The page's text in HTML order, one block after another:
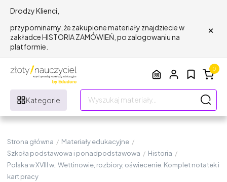
Drodzy Klienci,
przypominamy, że zakupione materiały znajdziecie w
zakładce HISTORIA ZAMÓWIEŃ, po zalogowaniu na
platformie.
×
Kategorie
0
Strona główna / Materiały edukacyjne /
Szkoła podstawowa i ponadpodstawowa / Historia /
Polska w XVIII w.: Wettinowie, rozbiory, oświecenie. Komplet notatek i
kart pracy